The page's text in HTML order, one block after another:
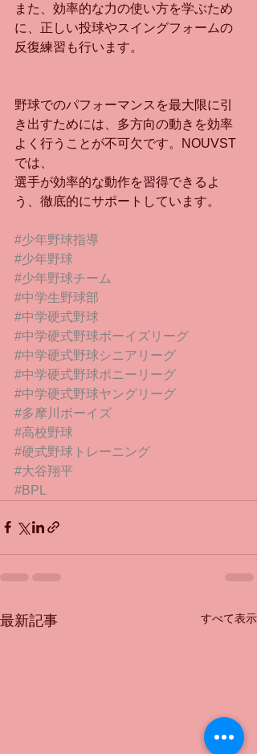
また、効率的な力の使い方を学ぶため
に、正しい投球やスイングフォームの
反復練習も行います。
野球でのパフォーマンスを最大限に引
き出すためには、多方向の動きを効率
よく行うことが不可欠です。NOUVST
では、
選手が効率的な動作を習得できるよ
う、徹底的にサポートしています。
#少年野球指導
#少年野球
#少年野球チーム
#中学生野球部
#中学硬式野球
#中学硬式野球ボーイズリーグ
#中学硬式野球シニアリーグ
#中学硬式野球ポニーリーグ
#中学硬式野球ヤングリーグ
#多摩川ボーイズ
#高校野球
#硬式野球トレーニング
#大谷翔平
#BPL
最新記事 すべて表示